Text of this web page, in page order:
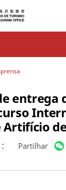
entrega
Artifício
:
Partilhar